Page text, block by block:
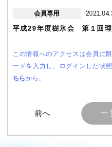
会員専用
平成29年度樹氷会 第１回理
この情報へのアクセスは会員に
ードを入力し、ログインした状
ちらから。
一